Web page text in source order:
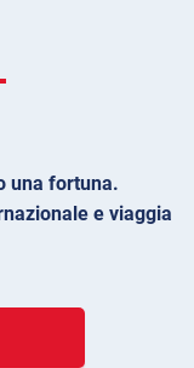
una fortuna.
e viaggia